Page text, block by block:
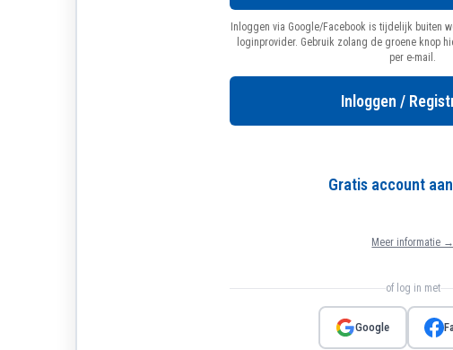
Inloggen via Google/Facebook is tijdelijk buiten
loginprovider. Gebruik zolang de groene knop
per e-mail.
Inloggen /
Gratis account
Meer informatie →
of log in met
Google